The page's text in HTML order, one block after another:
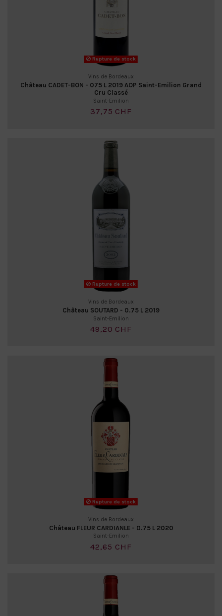
Rupture de stock
Vins de Bordeaux
Château CADET-BON - 075 L 2019 AOP Saint-Emilion Grand
Cru Classé
Saint-Emilion
37,75 CHF
Rupture de stock
Vins de Bordeaux
Château SOUTARD - 0.75 L 2019
Saint-Emilion
49,20 CHF
Rupture de stock
Vins de Bordeaux
Château FLEUR CARDIANLE - 0.75 L 2020
Saint-Emilion
42,65 CHF